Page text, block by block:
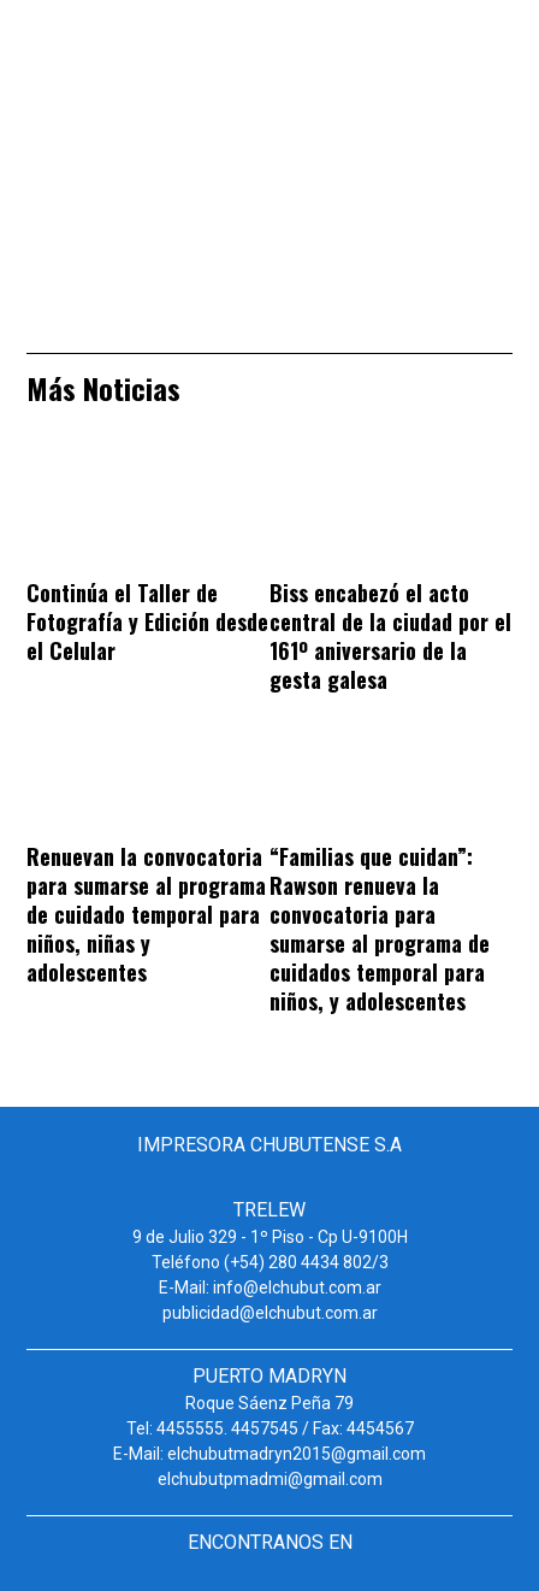
Más Noticias
Continúa el Taller de
Fotografía y Edición desde
el Celular
Biss encabezó el acto
central de la ciudad por el
161º aniversario de la
gesta galesa
Renuevan la convocatoria
para sumarse al programa
de cuidado temporal para
niños, niñas y
adolescentes
“Familias que cuidan”:
Rawson renueva la
convocatoria para
sumarse al programa de
cuidados temporal para
niños, y adolescentes
IMPRESORA CHUBUTENSE S.A
TRELEW
9 de Julio 329 - 1º Piso - Cp U-9100H
Teléfono (+54) 280 4434 802/3
E-Mail: info@elchubut.com.ar
publicidad@elchubut.com.ar
PUERTO MADRYN
Roque Sáenz Peña 79
Tel: 4455555. 4457545 / Fax: 4454567
E-Mail: elchubutmadryn2015@gmail.com
elchubutpmadmi@gmail.com
ENCONTRANOS EN